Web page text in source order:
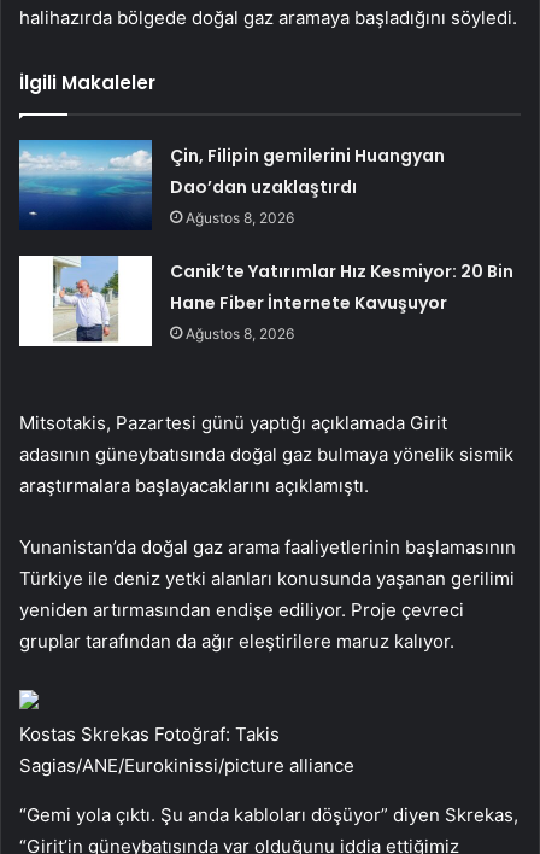
halihazırda bölgede doğal gaz aramaya başladığını söyledi.
İlgili Makaleler
Çin, Filipin gemilerini Huangyan
Dao’dan uzaklaştırdı
Ağustos 8, 2026
Canik’te Yatırımlar Hız Kesmiyor: 20 Bin
Hane Fiber İnternete Kavuşuyor
Ağustos 8, 2026
Mitsotakis, Pazartesi günü yaptığı açıklamada Girit
adasının güneybatısında doğal gaz bulmaya yönelik sismik
araştırmalara başlayacaklarını açıklamıştı.
Yunanistan’da doğal gaz arama faaliyetlerinin başlamasının
Türkiye ile deniz yetki alanları konusunda yaşanan gerilimi
yeniden artırmasından endişe ediliyor. Proje çevreci
gruplar tarafından da ağır eleştirilere maruz kalıyor.
Kostas Skrekas Fotoğraf: Takis
Sagias/ANE/Eurokinissi/picture alliance
“Gemi yola çıktı. Şu anda kabloları döşüyor” diyen Skrekas,
“Girit’in güneybatısında var olduğunu iddia ettiğimiz